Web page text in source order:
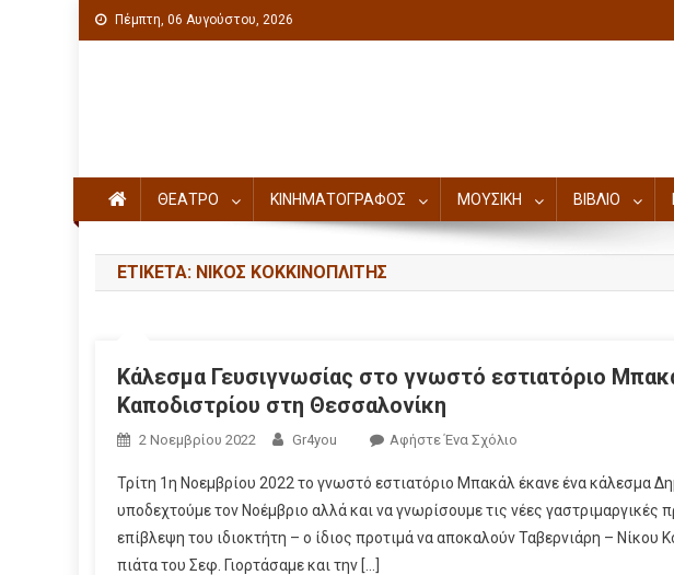
Πέμπτη, 06 Αυγούστου, 2026
ΘΕΑΤΡΟ ΚΙΝΗΜΑΤΟΓΡΑΦΟΣ ΜΟΥΣΙΚΗ ΒΙΒΛΙΟ
ΕΤΙΚΈΤΑ: ΝΊΚΟΣ ΚΟΚΚΙΝΟΠΛΊΤΗΣ
Κάλεσμα Γευσιγνωσίας στο γνωστό εστιατόριο
Καποδιστρίου στη Θεσσαλονίκη
2 Νοεμβρίου 2022 Gr4you Αφήστε Ένα Σχόλιο
Τρίτη 1η Νοεμβρίου 2022 το γνωστό εστιατόριο Μπακάλ έκανε ένα κάλεσμα
υποδεχτούμε τον Νοέμβριο αλλά και να γνωρίσουμε τις νέες
επίβλεψη του ιδιοκτήτη – ο ίδιος προτιμά να αποκαλούν Ταβερνιάρη – Νίκου
πιάτα του Σεφ. Γιορτάσαμε και την […]